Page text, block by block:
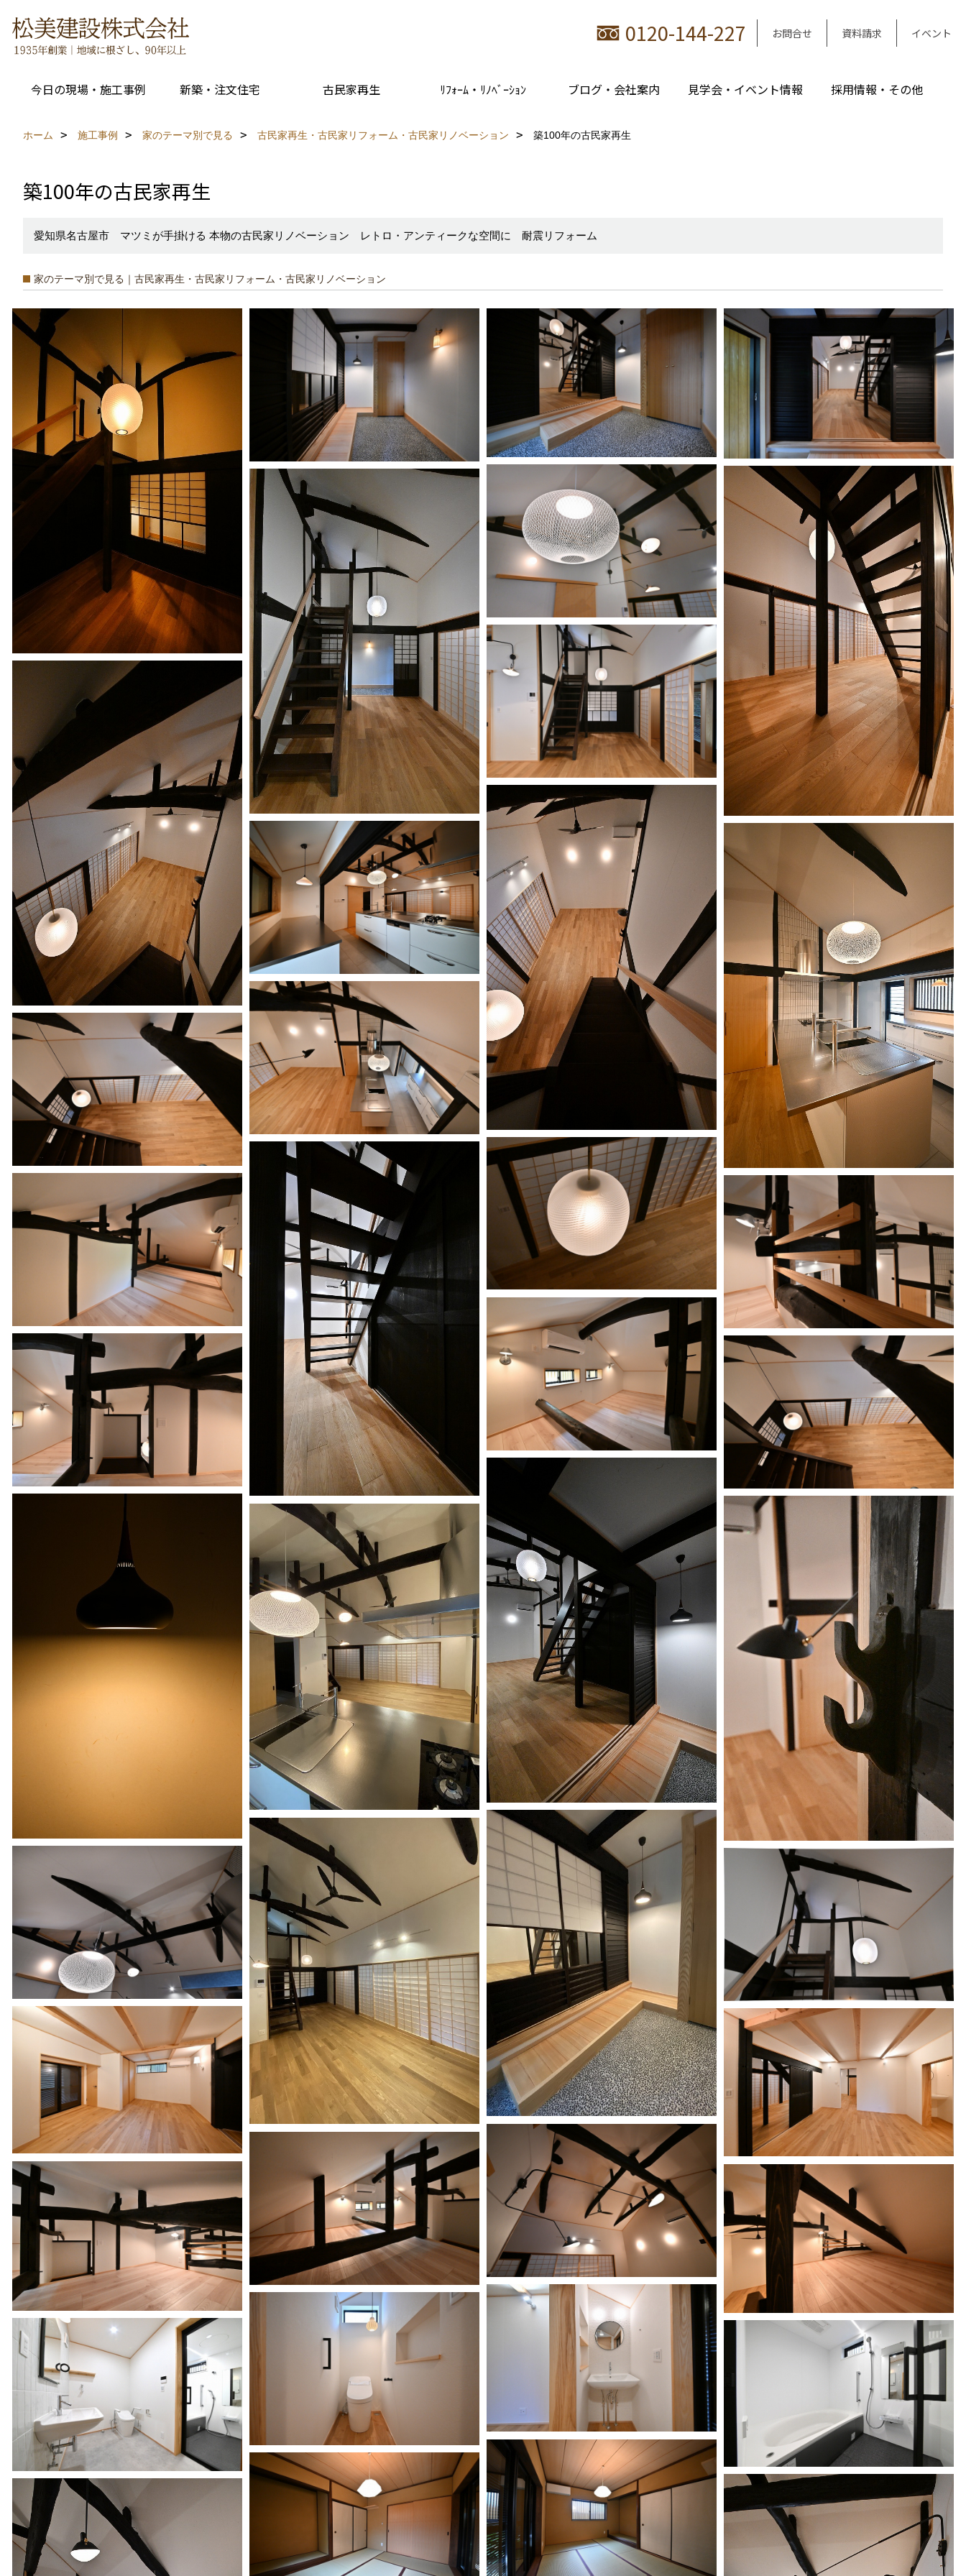
0120-144-227 お問合せ 資料請求 イベント
今日の現場・施工事例 新築・注文住宅 古民家再生 ﾘﾌｫｰﾑ・ﾘﾉﾍﾞｰｼｮﾝ ブログ・会社案内 見学会・イベント情報 採用情報・その他
ホーム 施工事例 家のテーマ別で見る 古民家再生・古民家リフォーム・古民家リノベーション 築100年の古民家再生
築100年の古民家再生
愛知県名古屋市 マツミが手掛ける 本物の古民家リノベーション レトロ・アンティークな空間に 耐震リフォーム
家のテーマ別で見る｜古民家再生・古民家リフォーム・古民家リノベーション